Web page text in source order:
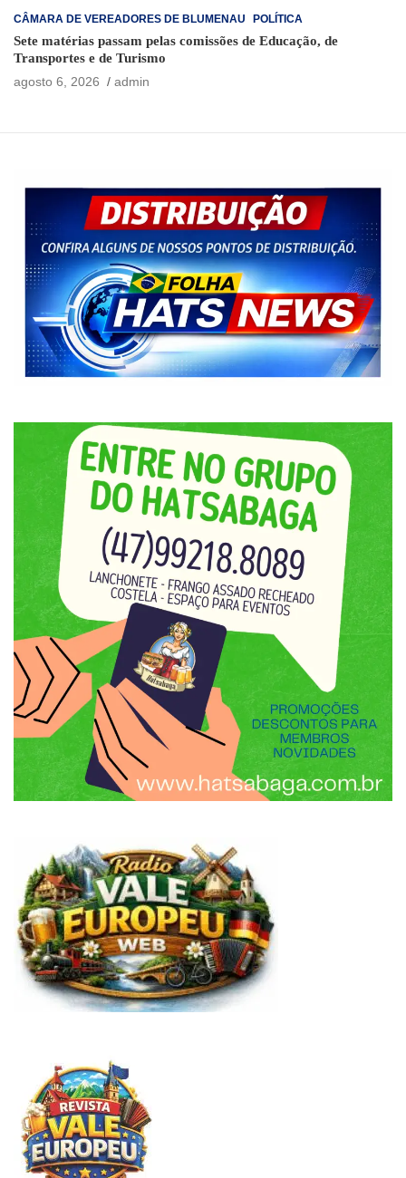
CÂMARA DE VEREADORES DE BLUMENAU POLÍTICA
Sete matérias passam pelas comissões de Educação, de
Transportes e de Turismo
agosto 6, 2026
admin